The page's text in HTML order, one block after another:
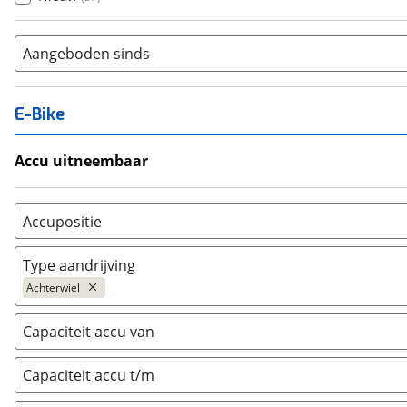
Aangeboden sinds
E-Bike
Accu uitneembaar
Nee, vast (0)
Accupositie
Bagagedrager (0)
Frame (0)
Vloer (0)
Achterbank 0 )
Kofferbak (0)
Overig ( 0)
Type aandrijving
Achterwiel
Trapas (976)
Voorwiel (188)
Capaciteit accu van
Capaciteit accu t/m